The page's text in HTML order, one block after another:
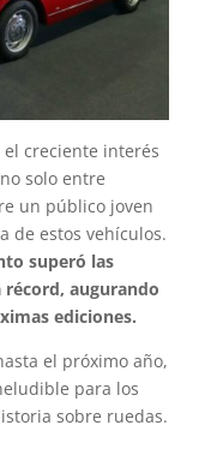
creciente interés
solo entre
un público joven
de estos vehículos.
superó las
augurando
ediciones.
el próximo año,
para los
sobre ruedas.